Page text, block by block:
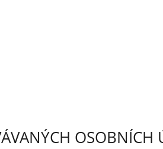
OSOBNÍCH